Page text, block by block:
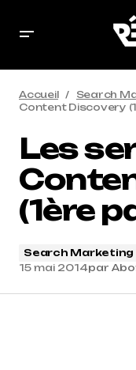
Accueil Search
Content Discovery
Les
(1ère
Search Marketing
15 mai 2014par